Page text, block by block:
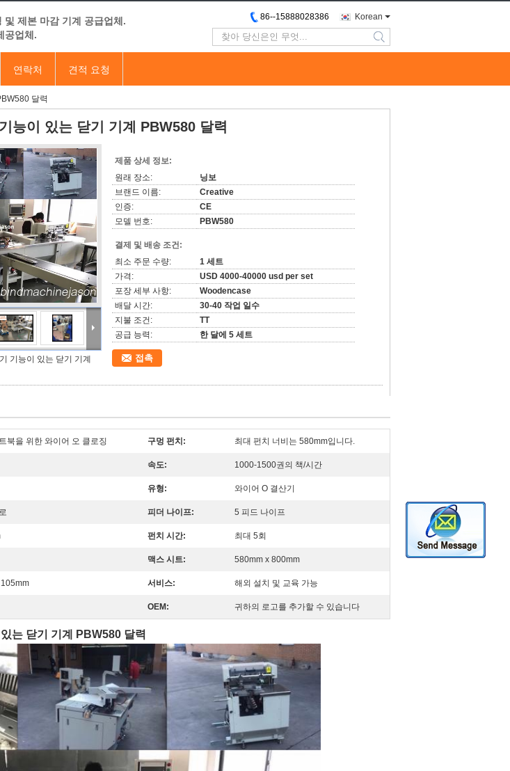
및 제본 마감 기계 공급업체.
공업체.
Korean
86--15888028386
search
연락처 견적 요청
달력
능이 있는 닫기 기계 PBW580 달력
기능이 있는 닫기 기계
제품 상세 정보:
원래 장소:
닝보
브랜드 이름:
Creative
인증:
CE
모델 번호:
PBW580
결제 및 배송 조건:
최소 주문 수량:
1 세트
가격:
USD 4000-40000 usd per set
포장 세부 사항:
Woodencase
배달 시간:
30-40 작업 일수
지불 조건:
TT
공급 능력:
한 달에 5 세트
접촉
북을 위한 와이어 오 클로징 구멍 펀치: 최대 펀치 너비는 580mm입니다.
속도: 1000-1500권의 책/시간
유형: 와이어 O 결산기
피더 나이프: 5 피드 나이프
펀치 시간: 최대 5회
맥스 시트: 580mm x 800mm
서비스: 해외 설치 및 교육 가능
OEM: 귀하의 로고를 추가할 수 있습니다
는 닫기 기계 PBW580 달력